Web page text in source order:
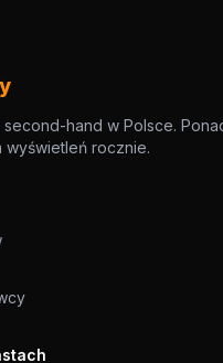
second-hand w Polsce.
wyświetleń rocznie.